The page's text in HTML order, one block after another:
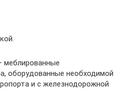
меблированные
оборудованные необходимой
и с железнодорожной